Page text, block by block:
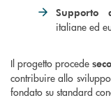
Supporto
italiane ed
Il progetto procede
contribuire allo
fondato su standard